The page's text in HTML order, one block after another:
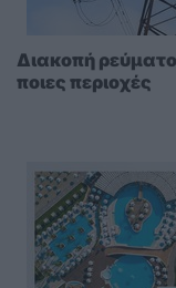
Διακοπή
ποιες περιοχές